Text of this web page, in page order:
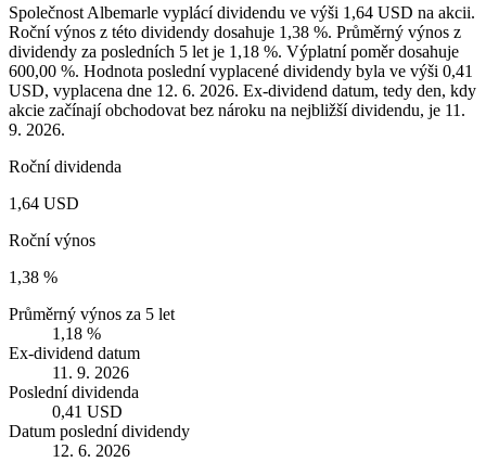
Společnost Albemarle vyplácí dividendu ve výši 1,64 USD na akcii.
Roční výnos z této dividendy dosahuje 1,38 %. Průměrný výnos z
dividendy za posledních 5 let je 1,18 %. Výplatní poměr dosahuje
600,00 %. Hodnota poslední vyplacené dividendy byla ve výši 0,41
USD, vyplacena dne 12. 6. 2026. Ex-dividend datum, tedy den, kdy
akcie začínají obchodovat bez nároku na nejbližší dividendu, je 11.
9. 2026.
Roční dividenda
1,64 USD
Roční výnos
1,38 %
Průměrný výnos za 5 let
1,18 %
Ex-dividend datum
11. 9. 2026
Poslední dividenda
0,41 USD
Datum poslední dividendy
12. 6. 2026